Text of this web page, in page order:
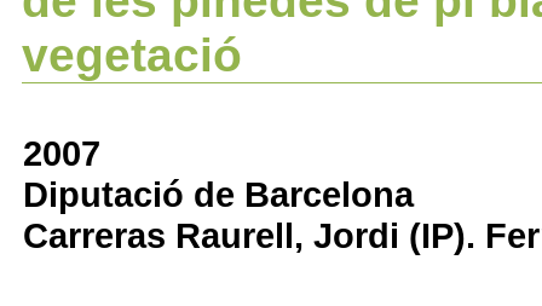
vegetació
2007
Diputació de Barcelona
Carreras Raurell, Jordi (IP).